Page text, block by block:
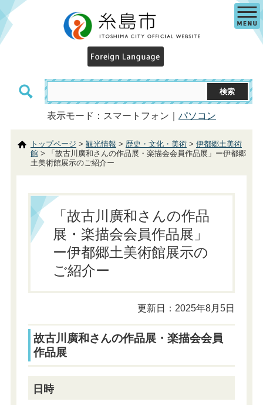
表示モード：スマートフォン｜ パソコン
トップページ > 観光情報 > 歴史・文化・美術> 伊都郷土美術
館> 「故古川廣和さんの作品展・楽描会会員作品展」ー伊都郷
土美術館展示のご紹介ー
「故古川廣和さんの作品
展・楽描会会員作品展」
ー伊都郷土美術館展示の
ご紹介ー
更新日：2025年8月5日
故古川廣和さんの作品展・楽描会会員
作品展
日時